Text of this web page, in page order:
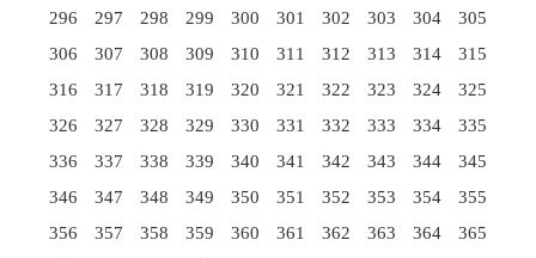
296
297 298 299 300 301 302 303 304
305
306
307 308 309 310 311 312 313 314
315
316
317 318 319 320 321 322 323 324
325
326
327 328 329 330 331 332 333 334
335
336
337 338 339 340 341 342 343 344
345
346
347 348 349 350 351 352 353 354
355
356
357 358 359 360 361 362 363 364
365